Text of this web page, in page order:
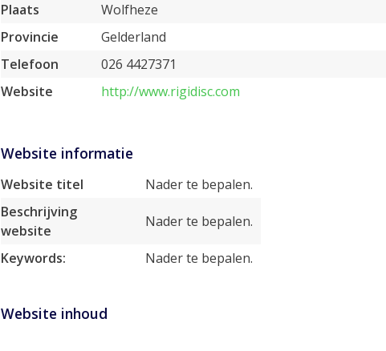
Plaats
Wolfheze
Provincie
Gelderland
Telefoon
026 4427371
Website
http://www.rigidisc.com
Website informatie
Website titel
Nader te bepalen.
Beschrijving
website
Nader te bepalen.
Keywords: Nader te bepalen.
Website inhoud